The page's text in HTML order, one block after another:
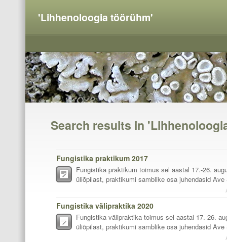
'Lihhenoloogia töörühm'
Search results in
Fungistika praktikum 2017
Fungistika praktikum toimus sel aastal 17.-26.
üliõpilast, praktikumi samblike osa juhendasid
Fungistika välipraktika 2020
Fungistika välipraktika toimus sel aastal 17.-26.
üliõpilast, praktikumi samblike osa juhendasid